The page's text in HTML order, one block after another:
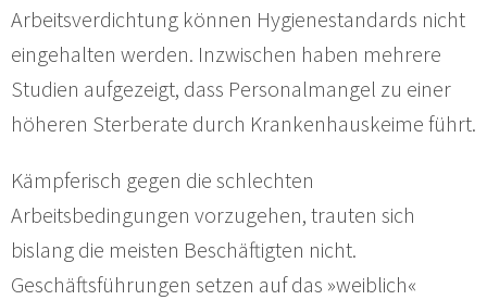
Arbeitsverdichtung können Hygienestandards nicht
eingehalten werden. Inzwischen haben mehrere
Studien aufgezeigt, dass Personalmangel zu einer
höheren Sterberate durch Krankenhauskeime führt.
Kämpferisch gegen die schlechten
Arbeitsbedingungen vorzugehen, trauten sich
bislang die meisten Beschäftigten nicht.
Geschäftsführungen setzen auf das »weiblich«